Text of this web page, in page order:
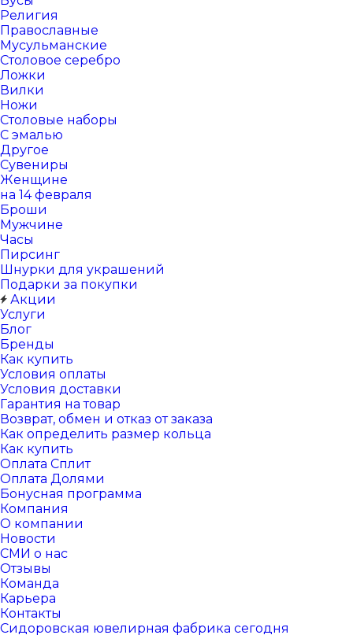
Религия
Православные
Мусульманские
Столовое серебро
Ложки
Вилки
Ножи
Столовые наборы
С эмалью
Другое
Сувениры
Женщине
на 14 февраля
Броши
Мужчине
Часы
Пирсинг
Шнурки для украшений
Подарки за покупки
Акции
Услуги
Блог
Бренды
Как купить
Условия оплаты
Условия доставки
Гарантия на товар
Возврат, обмен и отказ от заказа
Как определить размер кольца
Как купить
Оплата Сплит
Оплата Долями
Бонусная программа
Компания
О компании
Новости
СМИ о нас
Отзывы
Команда
Карьера
Контакты
Сидоровская ювелирная фабрика сегодня